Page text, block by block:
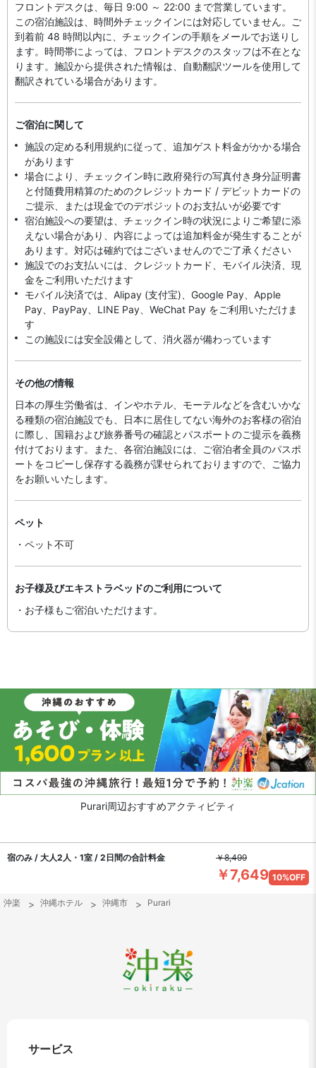
フロントデスクは、毎日 9:00 ～ 22:00 まで営業しています。
この宿泊施設は、時間外チェックインには対応していません。ご
到着前 48 時間以内に、チェックインの手順をメールでお送りし
ます。時間帯によっては、フロントデスクのスタッフは不在とな
ります。施設から提供された情報は、自動翻訳ツールを使用して
翻訳されている場合があります。
ご宿泊に関して
施設の定める利用規約に従って、追加ゲスト料金がかかる場合
があります
場合により、チェックイン時に政府発行の写真付き身分証明書
と付随費用精算のためのクレジットカード / デビットカードの
ご提示、または現金でのデポジットのお支払いが必要です
宿泊施設への要望は、チェックイン時の状況によりご希望に添
えない場合があり、内容によっては追加料金が発生することが
あります。対応は確約ではございませんのでご了承ください
施設でのお支払いには、クレジットカード、モバイル決済、現
金をご利用いただけます
モバイル決済では、Alipay (支付宝)、Google Pay、Apple
Pay、PayPay、LINE Pay、WeChat Pay をご利用いただけま
す
この施設には安全設備として、消火器が備わっています
その他の情報
日本の厚生労働省は、インやホテル、モーテルなどを含むいかな
る種類の宿泊施設でも、日本に​居住してない海外のお客様の宿泊
に際し、国籍および旅券番号の確認とパスポートのご提示を義務
付け​ております。また、各宿泊施設には、ご宿泊者全員のパスポ
ートをコピーし保存する義務が課せられておりますの​で、ご協力
をお願いいたします。
ペット
・ペット不可
お子様及びエキストラベッドのご利用について
・お子様もご宿泊いただけます。
Purari周辺おすすめアクティビティ
宿のみ / 大人2人・1室 / 2日間の合計料金 ￥8,499
￥7,649 10%OFF
沖楽 沖縄ホテル 沖縄市 Purari
サービス